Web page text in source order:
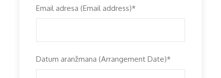
Email adresa (Email address)*
Datum aranžmana (Arrangement Date)*